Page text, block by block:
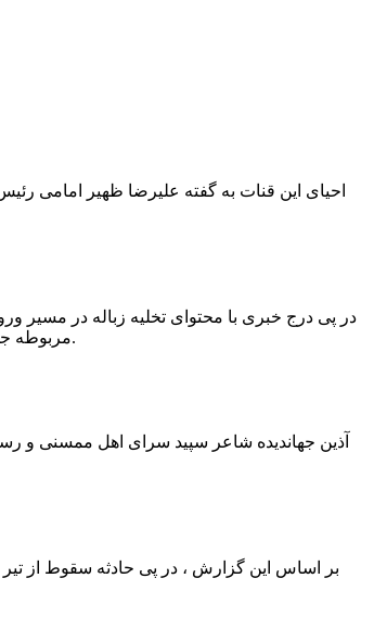
در پی درج خبری با محتوای تخلیه زباله در مسیر
مربوطه جهت انتقال این زباله ها توسط لودر به سایت و دفن آنها، سید مهدی حسینی دهیار چمگل با ارسال تصاویری خبر از جمع آوری این زباله ها توسط شهرداری داد.
آذین جهاندیده شاعر سپید سرای اهل ممسنی و
بر اساس این گزارش ، در پی حادثه سقوط از